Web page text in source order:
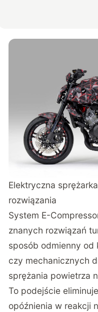
Elektryczna
rozwiązania
System E-
znanych rozwiązań
sposób odmienny
czy mechanicznych
sprężania powietrza
To podejście
opóźnienia w reakcji